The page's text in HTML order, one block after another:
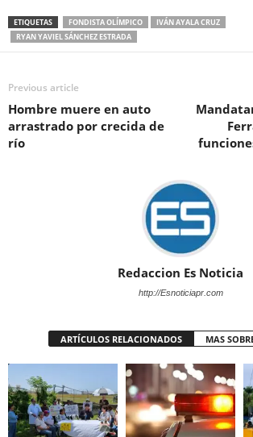
ETIQUETAS FONDISTA OLÍMPICO
IVÁN AYALA CRUZ
RYAN YAVIEL SÁNCHEZ ESTRADA
Previous article
Hombre muere en auto
arrastrado por crecida de
río
Redaccion Es Noticia
http://Esnoticiapr.com
ARTÍCULOS RELACIONADOS MAS